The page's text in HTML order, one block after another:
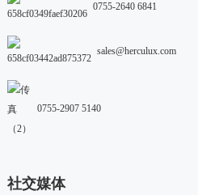
0755-2640 6841
sales@herculux.com
0755-2907 5140
社交媒体